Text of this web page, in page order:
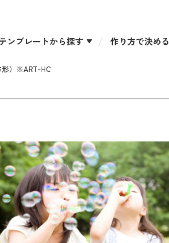
ンプレートから探す 作り方で決める
形）※ART-HC